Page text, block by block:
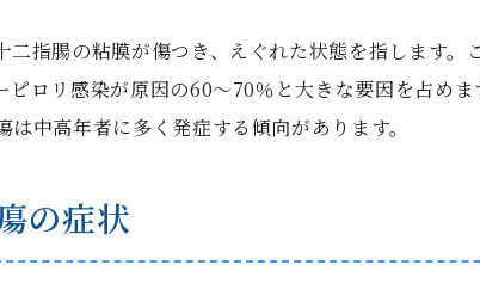
指腸の粘膜が傷つき、えぐれた状態を指します
ロリ感染が原因の60～70％と大きな要因を占め
中高年者に多く発症する傾向があります。
の症状